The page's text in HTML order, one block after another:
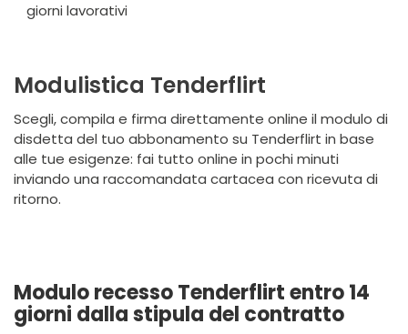
giorni lavorativi
Modulistica Tenderflirt
Scegli, compila e firma direttamente online il modulo di
disdetta del tuo abbonamento su Tenderflirt in base
alle tue esigenze: fai tutto online in pochi minuti
inviando una raccomandata cartacea con ricevuta di
ritorno.
Modulo recesso Tenderflirt entro 14
giorni dalla stipula del contratto